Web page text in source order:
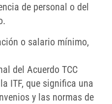
de personal o del
o salario mínimo,
del Acuerdo TCC
ITF, que significa una
y las normas de